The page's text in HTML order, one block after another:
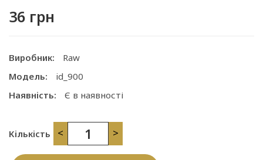
36 грн
Виробник:
Raw
Модель:
id_900
Наявність:
Є в наявності
Кількість < >